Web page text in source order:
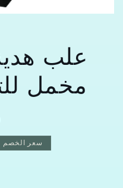
علب
مخمل
سعر الخصم